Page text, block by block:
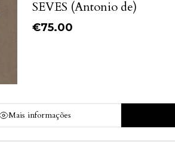
SEVES (Antonio de)
€75.00
Mais informações